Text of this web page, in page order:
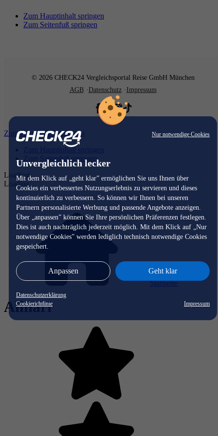
Nur notwendige Cookies
Unvergleichlich lecker
Mit dem Klick auf „geht klar” ermöglichen Sie uns Ihnen über
Cookies ein verbessertes Nutzungserlebnis zu servieren und dieses
kontinuierlich zu verbessern. So können wir Ihnen bei unseren
Partnern personalisierte Werbung und passende Angebote anzeigen.
Über „anpassen” können Sie Ihre persönlichen Präferenzen festlegen.
Dies ist auch nachträglich jederzeit möglich. Mit dem Klick auf „Nur
notwendige Cookies” werden lediglich technisch notwendige Cookies
gespeichert.
Anpassen Geht klar
Datenschutzerklärung
Cookierichtlinie
Impressum
Zum Hauptinhalt springen
Zum Seitenfuß springen
© 2026 CHECK24 Vergleichsportal Reise GmbH München
AGB
Datenschutz Impressum
Zum Hauptinhalt springen
Zum Hauptinhalt springen
Zum Seitenfuß springen
Loading...
Loading...
Startseite
Alinari